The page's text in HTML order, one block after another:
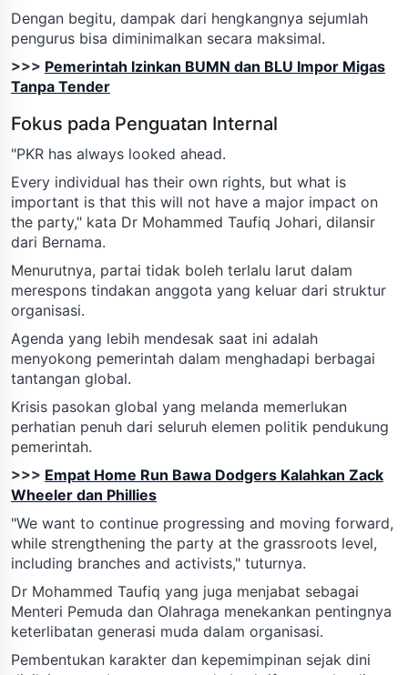
Dengan begitu, dampak dari hengkangnya sejumlah
pengurus bisa diminimalkan secara maksimal.
>>> Pemerintah Izinkan BUMN dan BLU Impor Migas
Tanpa Tender
Fokus pada Penguatan Internal
"PKR has always looked ahead.
Every individual has their own rights, but what is
important is that this will not have a major impact on
the party," kata Dr Mohammed Taufiq Johari, dilansir
dari Bernama.
Menurutnya, partai tidak boleh terlalu larut dalam
merespons tindakan anggota yang keluar dari struktur
organisasi.
Agenda yang lebih mendesak saat ini adalah
menyokong pemerintah dalam menghadapi berbagai
tantangan global.
Krisis pasokan global yang melanda memerlukan
perhatian penuh dari seluruh elemen politik pendukung
pemerintah.
>>> Empat Home Run Bawa Dodgers Kalahkan Zack
Wheeler dan Phillies
"We want to continue progressing and moving forward,
while strengthening the party at the grassroots level,
including branches and activists," tuturnya.
Dr Mohammed Taufiq yang juga menjabat sebagai
Menteri Pemuda dan Olahraga menekankan pentingnya
keterlibatan generasi muda dalam organisasi.
Pembentukan karakter dan kepemimpinan sejak dini